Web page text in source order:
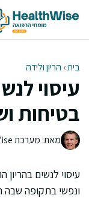
לתוכן
בית› הריון ולידה
עיסוי
בטיחות
מאת: מערכת Health Wise | צוות העריכה
עיסוי לנשים
ונפשי בתקופה שבה